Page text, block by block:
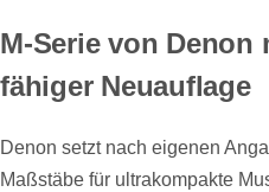
M-Serie von Denon
fähiger Neuauflage
Denon setzt nach eigenen
Maßstäbe für ultrakompakte